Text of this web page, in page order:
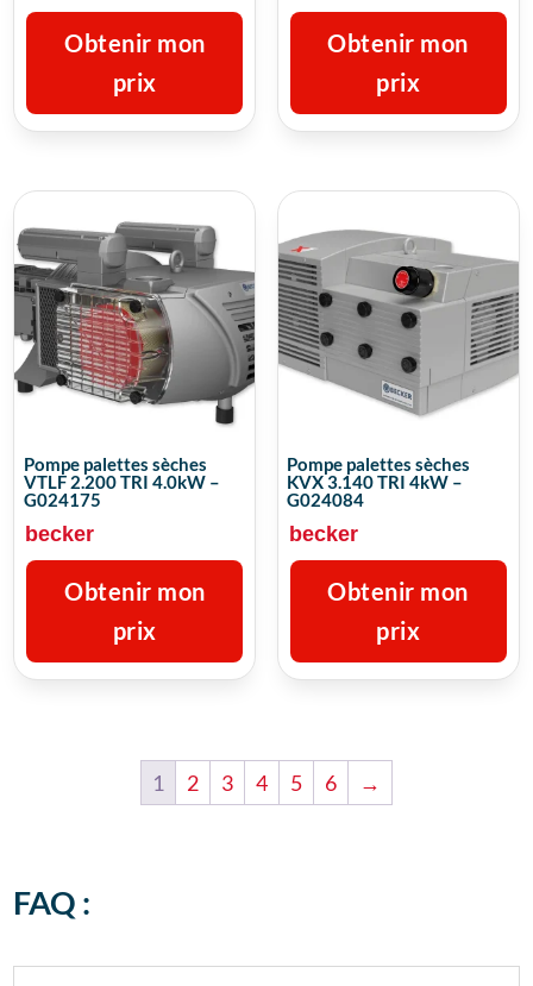
Obtenir mon
prix
Obtenir mon
prix
Pompe palettes sèches
VTLF 2.200 TRI 4.0kW –
G024175
becker
Obtenir mon
prix
Pompe palettes sèches
KVX 3.140 TRI 4kW –
G024084
becker
Obtenir mon
prix
1 2 3 4 5 6 →
FAQ :